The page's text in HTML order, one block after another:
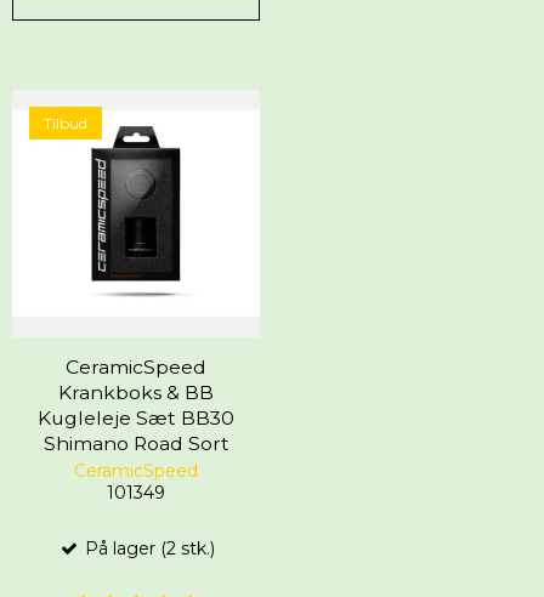
Tilbud
CeramicSpeed
Krankboks & BB
Kugleleje Sæt BB30
Shimano Road Sort
CeramicSpeed
101349
På lager (2 stk.)